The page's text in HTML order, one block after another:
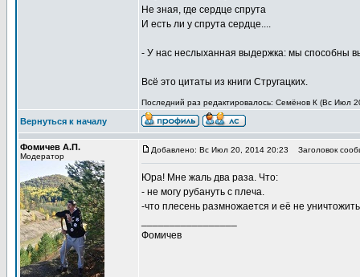
Не зная, где сердце спрута
И есть ли у спрута сердце....
- У нас неслыханная выдержка: мы способны
Всё это цитаты из книги Стругацких.
Последний раз редактировалось: Семёнов К (Вс Июл
Вернуться к началу
Фомичев А.П.
Модератор
Добавлено: Вс Июл 20, 2014 20:23 Заголовок
Юра! Мне жаль два раза. Что:
- не могу рубануть с плеча.
-что плесень размножается и её не
Фомичев